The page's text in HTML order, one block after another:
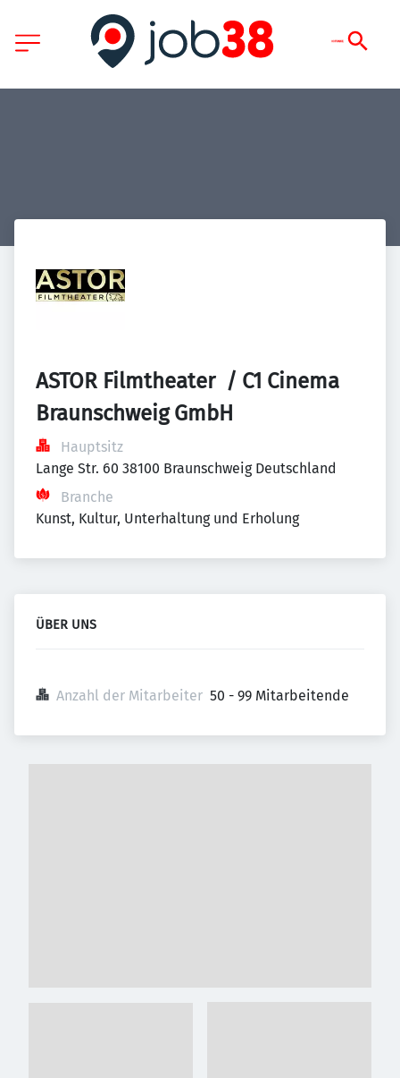
ASTOR Filmtheater  / C1 Cinema
Braunschweig GmbH
Hauptsitz
Lange Str. 60 38100 Braunschweig Deutschland
Branche
Kunst, Kultur, Unterhaltung und Erholung
ÜBER UNS
Anzahl der Mitarbeiter 50 - 99 Mitarbeitende